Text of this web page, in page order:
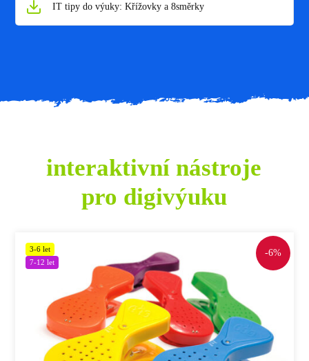
IT tipy do výuky: Křížovky a 8směrky
interaktivní nástroje
pro digivýuku
-6%
3-6 let
7-12 let